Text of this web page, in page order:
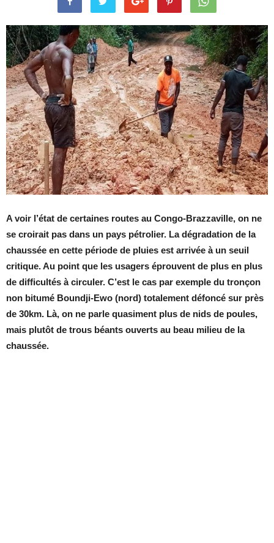
A voir l’état de certaines routes au Congo-Brazzaville, on ne
se croirait pas dans un pays pétrolier. La dégradation de la
chaussée en cette période de pluies est arrivée à un seuil
critique. Au point que les usagers éprouvent de plus en plus
de difficultés à circuler. C’est le cas par exemple du tronçon
non bitumé Boundji-Ewo (nord) totalement défoncé sur près
de 30km. Là, on ne parle quasiment plus de nids de poules,
mais plutôt de trous béants ouverts au beau milieu de la
chaussée.